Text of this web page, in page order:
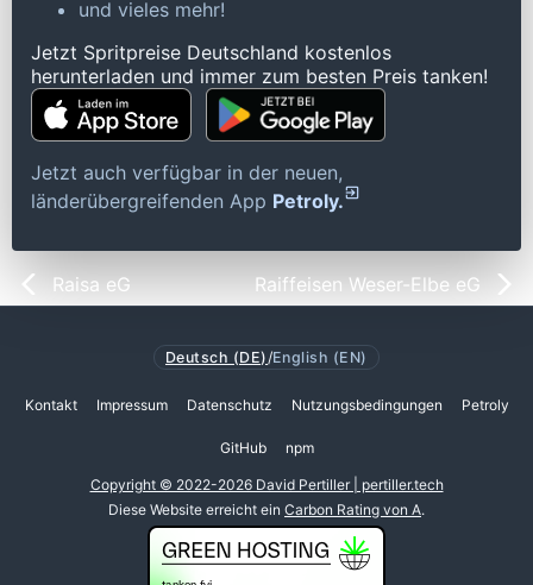
und vieles mehr!
Jetzt Spritpreise Deutschland kostenlos
herunterladen und immer zum besten Preis tanken!
Jetzt auch verfügbar in der neuen,
länderübergreifenden App Petroly.
Raisa eG Raiffeisen Weser-Elbe eG
Deutsch (DE) /English (EN)
Kontakt Impressum Datenschutz Nutzungsbedingungen Petroly
GitHub npm
Copyright © 2022-2026 David Pertiller | pertiller.tech
Diese Website erreicht ein Carbon Rating von A.